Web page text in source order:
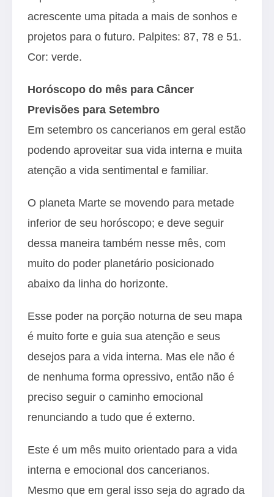
acrescente uma pitada a mais de sonhos e
projetos para o futuro. Palpites: 87, 78 e 51.
Cor: verde.
Horóscopo do mês para Câncer
Previsões para Setembro
Em setembro os cancerianos em geral estão
podendo aproveitar sua vida interna e muita
atenção a vida sentimental e familiar.
O planeta Marte se movendo para metade
inferior de seu horóscopo; e deve seguir
dessa maneira também nesse mês, com
muito do poder planetário posicionado
abaixo da linha do horizonte.
Esse poder na porção noturna de seu mapa
é muito forte e guia sua atenção e seus
desejos para a vida interna. Mas ele não é
de nenhuma forma opressivo, então não é
preciso seguir o caminho emocional
renunciando a tudo que é externo.
Este é um mês muito orientado para a vida
interna e emocional dos cancerianos.
Mesmo que em geral isso seja do agrado da